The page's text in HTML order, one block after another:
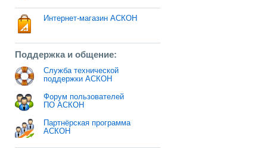
Интернет-магазин АСКОН
Поддержка и общение:
Служба технической
поддержки АСКОН
Форум пользователей
ПО АСКОН
Партнёрская программа
АСКОН